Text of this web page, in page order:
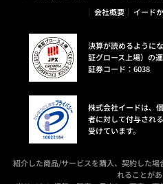
会社概要
イード
決算が読めるように
証グロース上場）の
証券コード：6038
株式会社イードは、
者に対して付与され
受けています。
紹介した商品/サービスを購入、契約した
れることがあ